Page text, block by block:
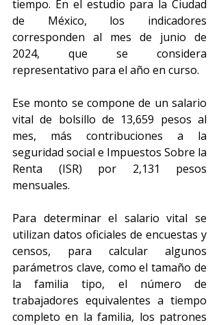
tiempo. En el estudio para la Ciudad
de México, los indicadores
corresponden al mes de junio de
2024, que se considera
representativo para el año en curso.
Ese monto se compone de un salario
vital de bolsillo de 13,659 pesos al
mes, más contribuciones a la
seguridad social e Impuestos Sobre la
Renta (ISR) por 2,131 pesos
mensuales.
Para determinar el salario vital se
utilizan datos oficiales de encuestas y
censos, para calcular algunos
parámetros clave, como el tamaño de
la familia tipo, el número de
trabajadores equivalentes a tiempo
completo en la familia, los patrones